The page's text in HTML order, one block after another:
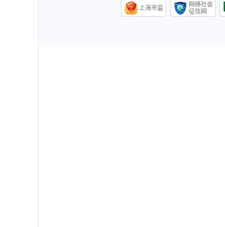
上海市监
网络社会
征信网